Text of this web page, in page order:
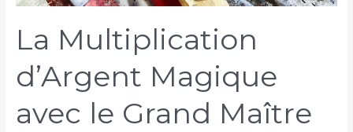
La Multiplication
d’Argent Magique
avec le Grand Maître